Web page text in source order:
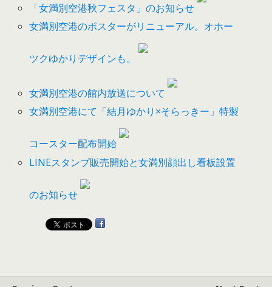
「女満別空港秋フェスタ」のお知らせ
女満別空港のポスターがリニューアル。オホー
ツクゆかりデザインも。
女満別空港の館内放送について
女満別空港にて「結月ゆかり×そらっきー」特製
コースター配布開始
LINEスタンプ販売開始と女満別顔出し看板設置
のお知らせ